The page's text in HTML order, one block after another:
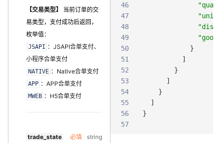
【交易类型】 当前订单的交
易类型，支付成功后返回，
枚举值：
JSAPI ：JSAPI合单支付、
小程序合单支付
NATIVE ：Native合单支付
APP ：APP合单支付
MWEB ：H5合单支付
trade_state 必填 string
46
47
48
49
50
}
51
]
52
}
53
]
54
}
55
]
56
}
57